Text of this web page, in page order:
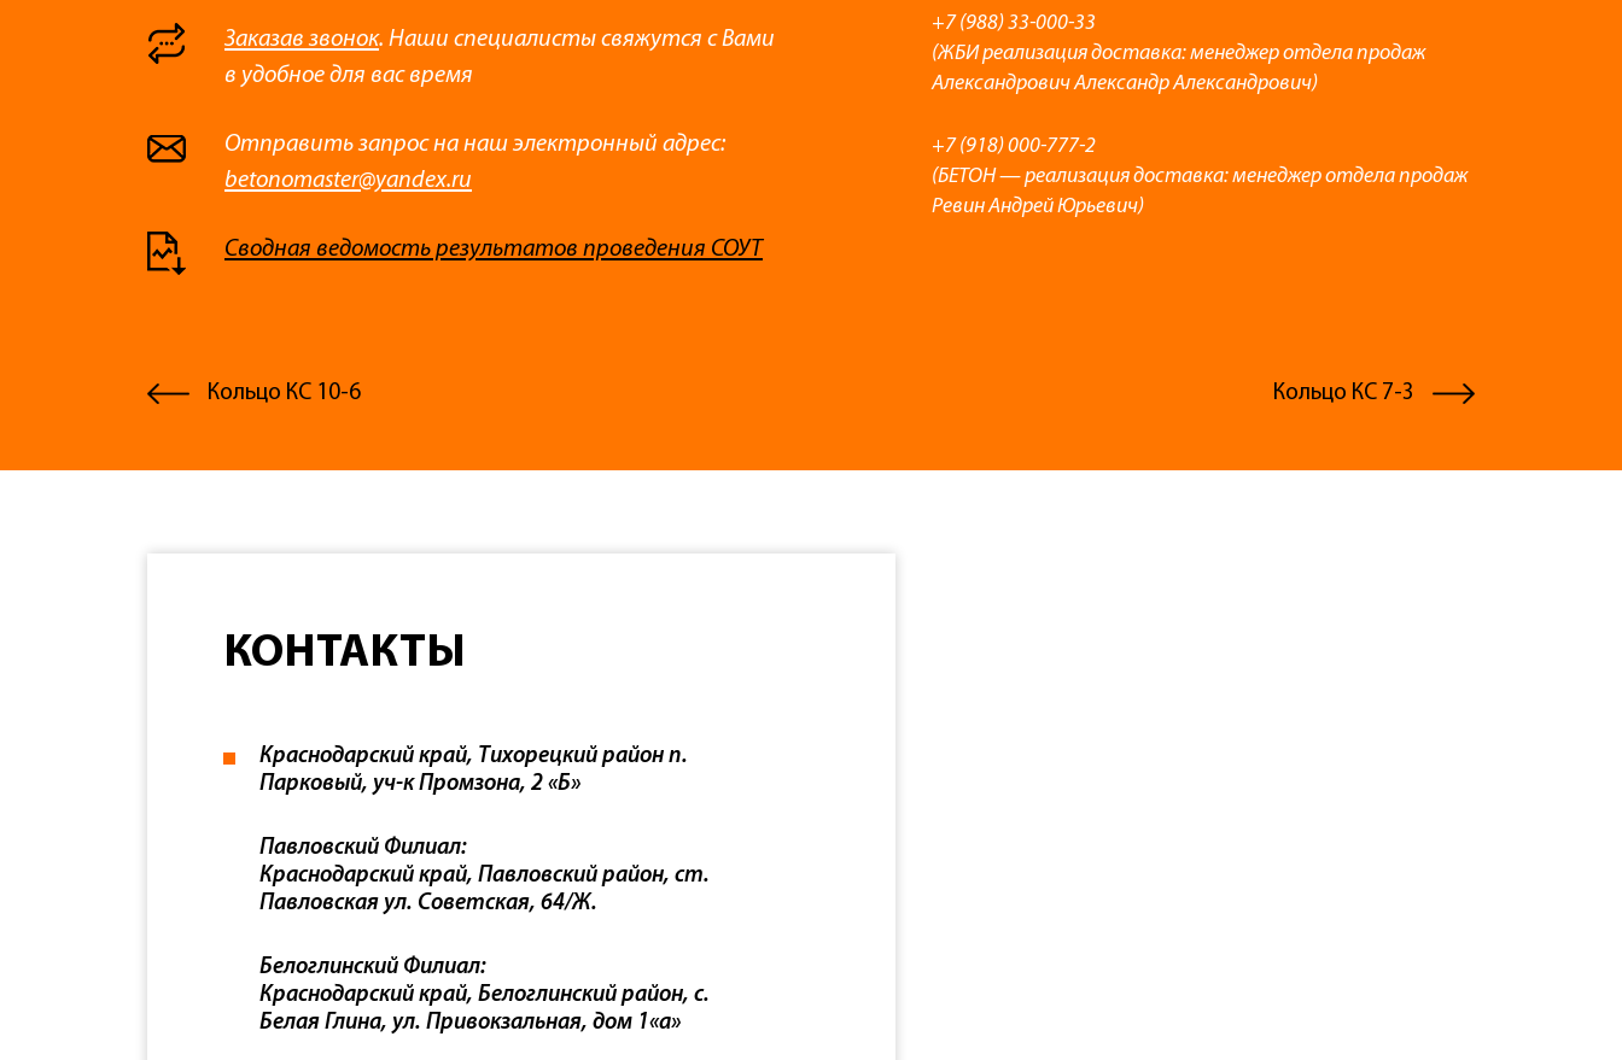
Заказав звонок. Наши специалисты свяжутся с Вами
в удобное для вас время
Отправить запрос на наш электронный адрес:
betonomaster@yandex.ru
Сводная ведомость результатов проведения СОУТ
+7 (988) 33-000-33
(ЖБИ реализация доставка: менеджер отдела продаж
Александрович Александр Александрович)
+7 (918) 000-777-2
(БЕТОН — реализация доставка: менеджер отдела продаж
Ревин Андрей Юрьевич)
Кольцо КС 10-6 Кольцо КС 7-3
КОНТАКТЫ
Краснодарский край, Тихорецкий район п.
Парковый, уч-к Промзона, 2 «Б»
Павловский Филиал:
Краснодарский край, Павловский район, ст.
Павловская ул. Советская, 64/Ж.
Белоглинский Филиал:
Краснодарский край, Белоглинский район, с.
Белая Глина, ул. Привокзальная, дом 1«а»